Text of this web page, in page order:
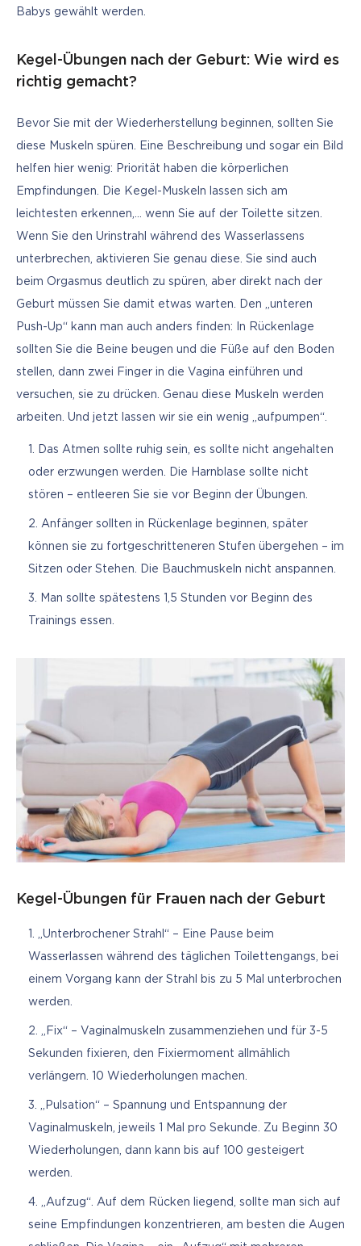
Babys gewählt werden.
Kegel-Übungen nach der Geburt: Wie wird es
richtig gemacht?
Bevor Sie mit der Wiederherstellung beginnen, sollten Sie
diese Muskeln spüren. Eine Beschreibung und sogar ein Bild
helfen hier wenig: Priorität haben die körperlichen
Empfindungen. Die Kegel-Muskeln lassen sich am
leichtesten erkennen,… wenn Sie auf der Toilette sitzen.
Wenn Sie den Urinstrahl während des Wasserlassens
unterbrechen, aktivieren Sie genau diese. Sie sind auch
beim Orgasmus deutlich zu spüren, aber direkt nach der
Geburt müssen Sie damit etwas warten. Den „unteren
Push-Up“ kann man auch anders finden: In Rückenlage
sollten Sie die Beine beugen und die Füße auf den Boden
stellen, dann zwei Finger in die Vagina einführen und
versuchen, sie zu drücken. Genau diese Muskeln werden
arbeiten. Und jetzt lassen wir sie ein wenig „aufpumpen“.
Das Atmen sollte ruhig sein, es sollte nicht angehalten
oder erzwungen werden. Die Harnblase sollte nicht
stören – entleeren Sie sie vor Beginn der Übungen.
Anfänger sollten in Rückenlage beginnen, später
können sie zu fortgeschritteneren Stufen übergehen – im
Sitzen oder Stehen. Die Bauchmuskeln nicht anspannen.
Man sollte spätestens 1,5 Stunden vor Beginn des
Trainings essen.
Kegel-Übungen für Frauen nach der Geburt
„Unterbrochener Strahl“ – Eine Pause beim
Wasserlassen während des täglichen Toilettengangs, bei
einem Vorgang kann der Strahl bis zu 5 Mal unterbrochen
werden.
„Fix“ – Vaginalmuskeln zusammenziehen und für 3-5
Sekunden fixieren, den Fixiermoment allmählich
verlängern. 10 Wiederholungen machen.
„Pulsation“ – Spannung und Entspannung der
Vaginalmuskeln, jeweils 1 Mal pro Sekunde. Zu Beginn 30
Wiederholungen, dann kann bis auf 100 gesteigert
werden.
„Aufzug“. Auf dem Rücken liegend, sollte man sich auf
seine Empfindungen konzentrieren, am besten die Augen